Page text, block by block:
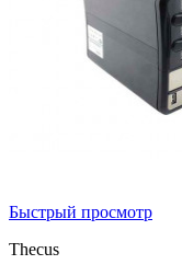
Быстрый просмотр
Thecus